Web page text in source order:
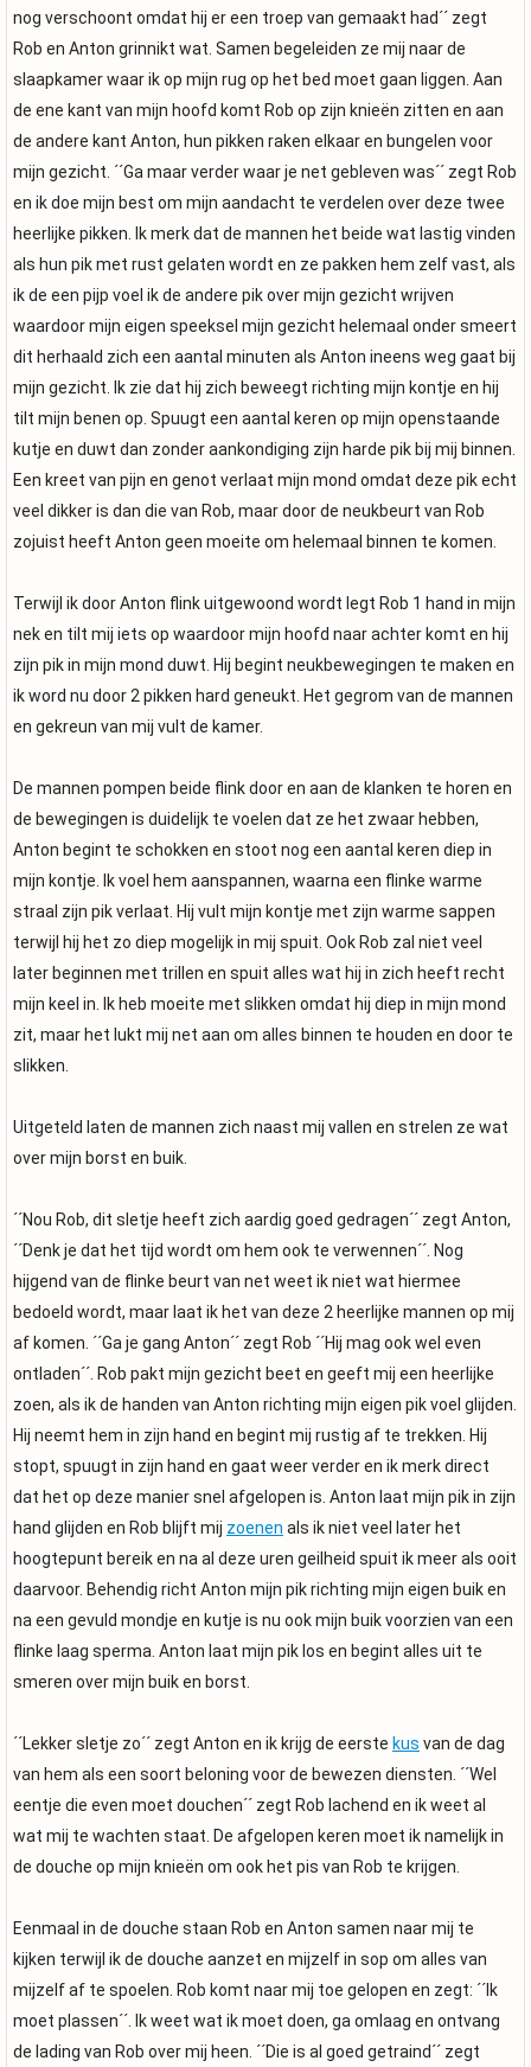
nog verschoont omdat hij er een troep van gemaakt had´´ zegt
Rob en Anton grinnikt wat. Samen begeleiden ze mij naar de
slaapkamer waar ik op mijn rug op het bed moet gaan liggen. Aan
de ene kant van mijn hoofd komt Rob op zijn knieën zitten en aan
de andere kant Anton, hun pikken raken elkaar en bungelen voor
mijn gezicht. ´´Ga maar verder waar je net gebleven was´´ zegt Rob
en ik doe mijn best om mijn aandacht te verdelen over deze twee
heerlijke pikken. Ik merk dat de mannen het beide wat lastig vinden
als hun pik met rust gelaten wordt en ze pakken hem zelf vast, als
ik de een pijp voel ik de andere pik over mijn gezicht wrijven
waardoor mijn eigen speeksel mijn gezicht helemaal onder smeert
dit herhaald zich een aantal minuten als Anton ineens weg gaat bij
mijn gezicht. Ik zie dat hij zich beweegt richting mijn kontje en hij
tilt mijn benen op. Spuugt een aantal keren op mijn openstaande
kutje en duwt dan zonder aankondiging zijn harde pik bij mij binnen.
Een kreet van pijn en genot verlaat mijn mond omdat deze pik echt
veel dikker is dan die van Rob, maar door de neukbeurt van Rob
zojuist heeft Anton geen moeite om helemaal binnen te komen.
Terwijl ik door Anton flink uitgewoond wordt legt Rob 1 hand in mijn
nek en tilt mij iets op waardoor mijn hoofd naar achter komt en hij
zijn pik in mijn mond duwt. Hij begint neukbewegingen te maken en
ik word nu door 2 pikken hard geneukt. Het gegrom van de mannen
en gekreun van mij vult de kamer.
De mannen pompen beide flink door en aan de klanken te horen en
de bewegingen is duidelijk te voelen dat ze het zwaar hebben,
Anton begint te schokken en stoot nog een aantal keren diep in
mijn kontje. Ik voel hem aanspannen, waarna een flinke warme
straal zijn pik verlaat. Hij vult mijn kontje met zijn warme sappen
terwijl hij het zo diep mogelijk in mij spuit. Ook Rob zal niet veel
later beginnen met trillen en spuit alles wat hij in zich heeft recht
mijn keel in. Ik heb moeite met slikken omdat hij diep in mijn mond
zit, maar het lukt mij net aan om alles binnen te houden en door te
slikken.
Uitgeteld laten de mannen zich naast mij vallen en strelen ze wat
over mijn borst en buik.
´´Nou Rob, dit sletje heeft zich aardig goed gedragen´´ zegt Anton,
´´Denk je dat het tijd wordt om hem ook te verwennen´´. Nog
hijgend van de flinke beurt van net weet ik niet wat hiermee
bedoeld wordt, maar laat ik het van deze 2 heerlijke mannen op mij
af komen. ´´Ga je gang Anton´´ zegt Rob ´´Hij mag ook wel even
ontladen´´. Rob pakt mijn gezicht beet en geeft mij een heerlijke
zoen, als ik de handen van Anton richting mijn eigen pik voel glijden.
Hij neemt hem in zijn hand en begint mij rustig af te trekken. Hij
stopt, spuugt in zijn hand en gaat weer verder en ik merk direct
dat het op deze manier snel afgelopen is. Anton laat mijn pik in zijn
hand glijden en Rob blijft mij zoenen als ik niet veel later het
hoogtepunt bereik en na al deze uren geilheid spuit ik meer als ooit
daarvoor. Behendig richt Anton mijn pik richting mijn eigen buik en
na een gevuld mondje en kutje is nu ook mijn buik voorzien van een
flinke laag sperma. Anton laat mijn pik los en begint alles uit te
smeren over mijn buik en borst.
´´Lekker sletje zo´´ zegt Anton en ik krijg de eerste kus van de dag
van hem als een soort beloning voor de bewezen diensten. ´´Wel
eentje die even moet douchen´´ zegt Rob lachend en ik weet al
wat mij te wachten staat. De afgelopen keren moet ik namelijk in
de douche op mijn knieën om ook het pis van Rob te krijgen.
Eenmaal in de douche staan Rob en Anton samen naar mij te
kijken terwijl ik de douche aanzet en mijzelf in sop om alles van
mijzelf af te spoelen. Rob komt naar mij toe gelopen en zegt: ´´Ik
moet plassen´´. Ik weet wat ik moet doen, ga omlaag en ontvang
de lading van Rob over mij heen. ´´Die is al goed getraind´´ zegt